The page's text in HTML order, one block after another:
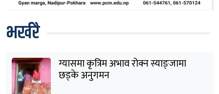
भर्खरै
ग्यासमा कृत्रिम अभाव रोक्न स्याङ्जामा
छड्के अनुगमन